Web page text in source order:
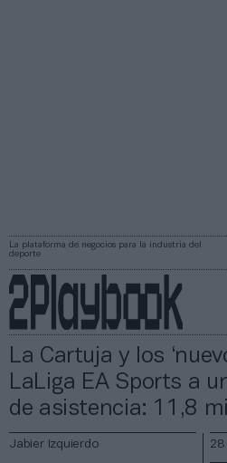
La plataforma de negocios para la industria del
deporte
La Cartuja y los
LaLiga EA Sports a
de asistencia: 11,8
Jabier Izquierdo 28